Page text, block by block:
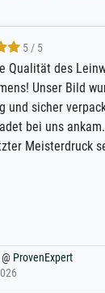
5 / 5
Qualität des
Unser Bild
und sicher
bei uns
Meisterdruck
ProvenExpert